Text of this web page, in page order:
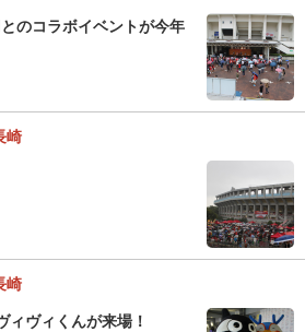
のコラボイベントが今年
崎
崎
ィヴィくんが来場！